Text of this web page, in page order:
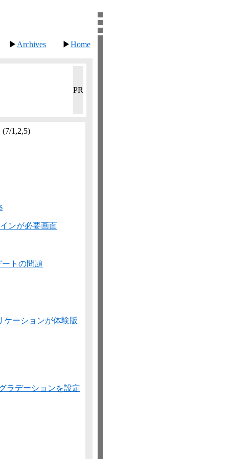
▶ Archives ▶Home
PR
(7/1,​2,​5)
ンが必要画面
ートの問題
ケーションが体験版
ラデーションを設定